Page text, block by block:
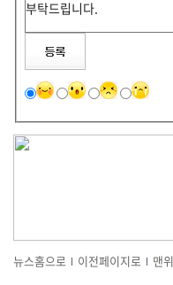
뉴스홈으로 이전페이지로 맨